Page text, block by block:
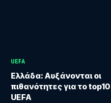
UEFA
Ελλάδα: Αυξάνονται οι
πιθανότητες για το
UEFA